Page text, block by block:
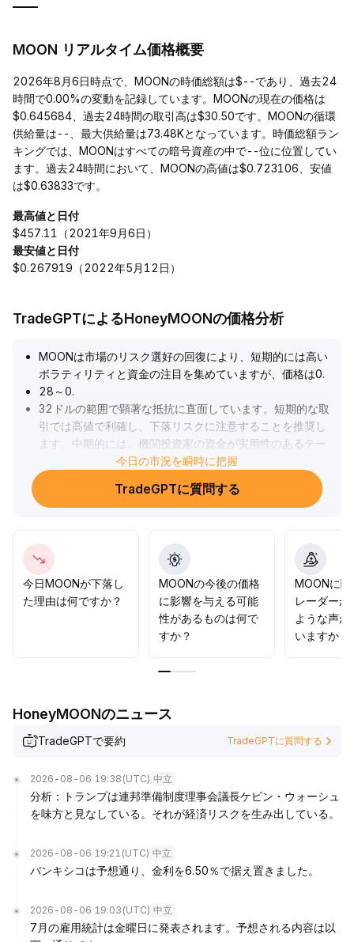
MOON リアルタイム価格概要
2026年8月6日時点で、MOONの時価総額は$--であり、過去24
時間で0.00%の変動を記録しています。MOONの現在の価格は
$0.645684、過去24時間の取引高は$30.50です。MOONの循環
供給量は--、最大供給量は73.48Kとなっています。時価総額ラン
キングでは、MOONはすべての暗号資産の中で--位に位置してい
ます。過去24時間において、MOONの高値は$0.723106、安値
は$0.63833です。
最高値と日付
$457.11（2021年9月6日）
最安値と日付
$0.267919（2022年5月12日）
TradeGPTによるHoneyMOONの価格分析
MOONは市場のリスク選好の回復により、短期的には高い
ボラティリティと資金の注目を集めていますが、価格は0.
28～0.
32ドルの範囲で顕著な抵抗に直面しています。短期的な取
引では高値で利確し、下落リスクに注意することを推奨し
ます。中期的には、機関投資家の資金が実用性のあるテー
マへ徐々に移行しており、MOONがエコシステムでブレイ
クスルーを示せなければ流動性の減退リスクが生じます。
プロジェクト側の革新的な連動があれば、支えとなるでし
ントロールが重視されており、MOONへの大量投資は推奨
されません。
今日の市況を瞬時に把握
TradeGPTに質問する
今日MOONが下落し
た理由は何ですか？
MOONの今後の価格
に影響を与える可能
性があるものは何で
すか？
MOONに
レーダーか
ような声が
いますか？
HoneyMOONのニュース
TradeGPTで要約 TradeGPTに質問する
2026-08-06 19:38 (UTC) 中立
分析：トランプは連邦準備制度理事会議長ケビン・ウォーシュ
を味方と見なしている。それが経済リスクを生み出している。
2026-08-06 19:21 (UTC) 中立
バンキシコは予想通り、金利を6.50％で据え置きました。
2026-08-06 19:03 (UTC) 中立
7月の雇用統計は金曜日に発表されます。予想される内容は以